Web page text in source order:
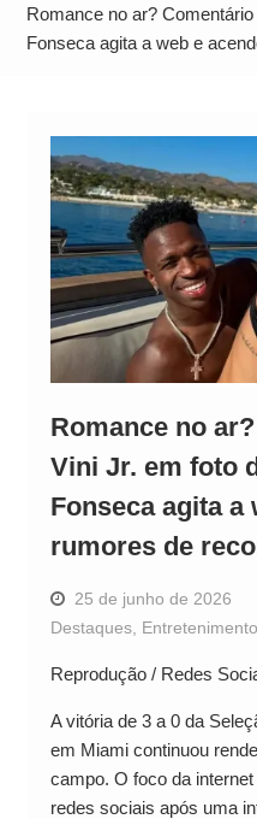
Operação Ágio: Ação
suspeitos e mira rede
Romance no ar?
Fonseca agita a web e
Romance no
Vini Jr. em foto
Fonseca agita a
rumores de
25 de junho de 2026
Destaques, Entretenimento
Reprodução / Redes
A vitória de 3 a 0 da
em Miami continuou
campo. O foco da
redes sociais após uma